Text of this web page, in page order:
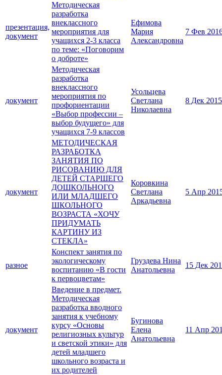
презентация,
документ
Методическая
разработка
внеклассного
мероприятия для
учащихся 2-3 класса
по теме: «Поговорим
о доброте»
Ефимова
Мария
Александровна
7 Фев
документ
Методическая
разработка
внеклассного
мероприятия по
профориентации
«Выбор профессии –
выбор будущего» для
учащихся 7-9 классов
Усольцева
Светлана
Николаевна
8 Дек 2015
документ
МЕТОДИЧЕСКАЯ
РАЗРАБОТКА
ЗАНЯТИЯ ПО
РИСОВАНИЮ ДЛЯ
ДЕТЕЙ СТАРШЕГО
ДОШКОЛЬНОГО
ИЛИ МЛАДШЕГО
ШКОЛЬНОГО
ВОЗРАСТА «ХОЧУ
ПРИДУМАТЬ
КАРТИНУ ИЗ
СТЕКЛА»
Коровкина
Светлана
Аркадьевна
5 Апр
разное
Конспект занятия по
экологическому
воспитанию «В гости
к первоцветам»
Груздева Нина
Анатольевна
15 Дек
документ
Введение в предмет.
Методическая
разработка вводного
занятия к учебному
курсу «Основы
религиозных культур
и светской этики» для
детей младшего
школьного возраста и
их родителей
Бугинова
Елена
Анатольевна
11 Апр